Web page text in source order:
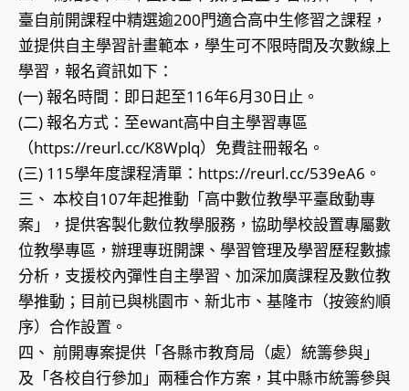
臺自前開課程中精選逾200門適合高中生修習之課程，
並提供自主學習計畫範本，學生可不限時間及次數線上
學習，報名資訊如下：
(一) 報名時間：即日起至116年6月30日止。
(二) 報名方式：至ewant高中自主學習專區
（https://reurl.cc/K8Wplq）免費註冊報名。
(三) 115學年度課程清單：https://reurl.cc/539eA6。
三、 本校自107年起推動「高中數位教學平臺啟動專
案」，提供客製化數位教學服務，協助學校設置專屬數
位教學專區，辦理專班開課、學習管理及學習歷程數據
分析，支援校內彈性自主學習、加深加廣課程及數位教
學推動；目前已與桃園市、新北市、基隆市（按簽約順
序）合作設置。
四、 前開專案提供「各縣市教育局（處）統籌參與」
及「各校自行參加」兩種合作方案，其中縣市統籌參與